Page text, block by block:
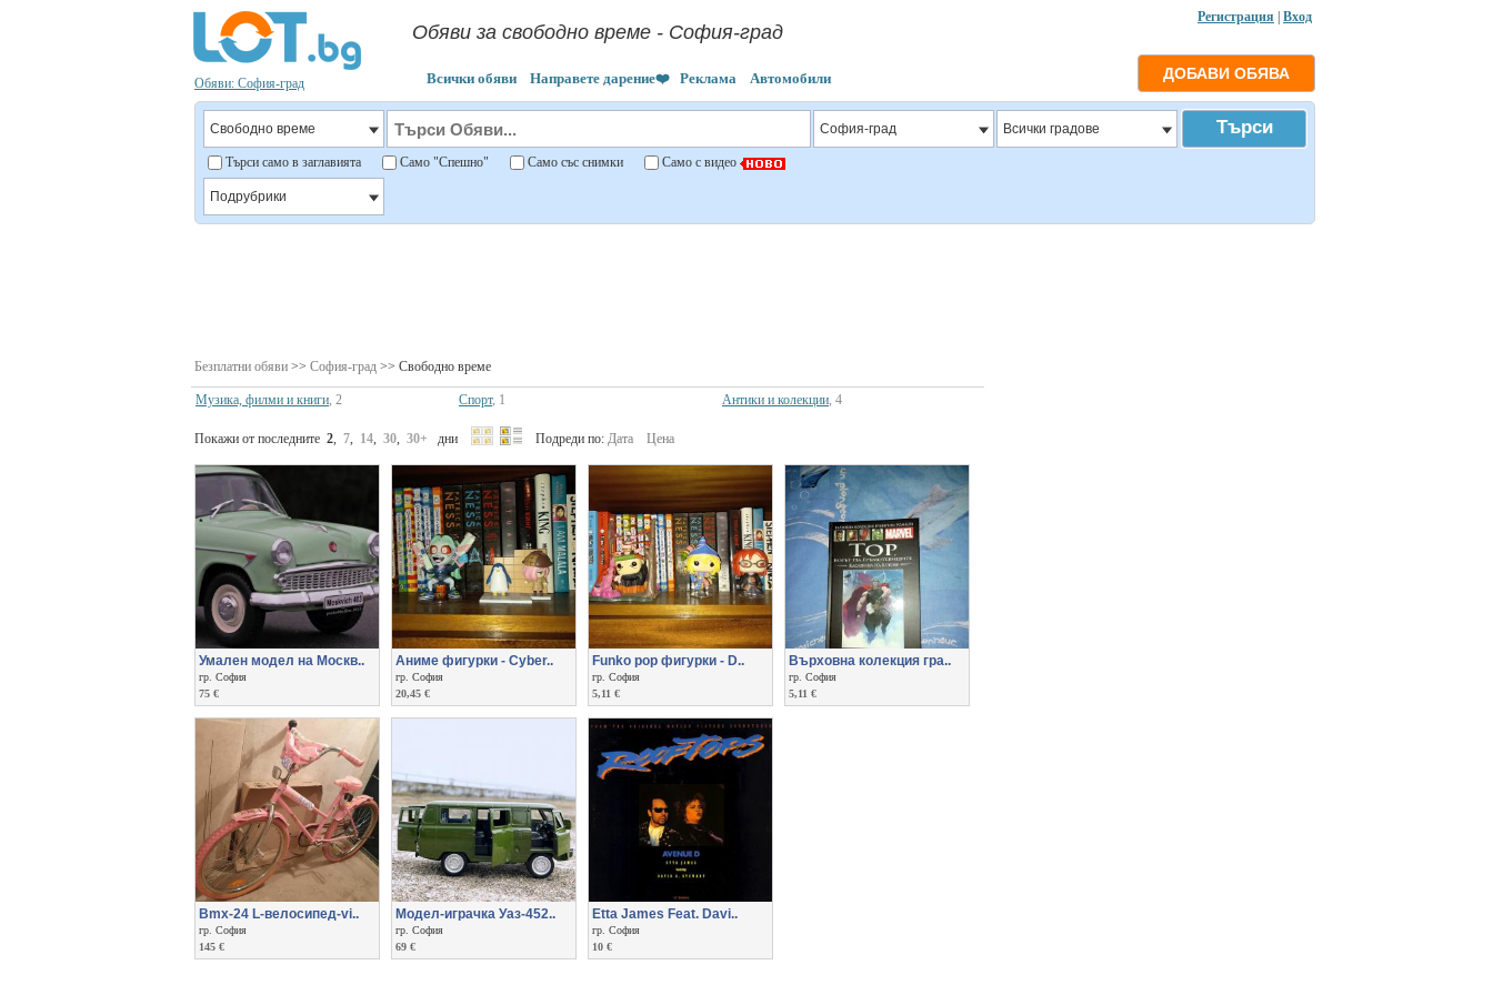
Регистрация Вход
Обяви: София-град
Обяви за свободно време - София-град
Всички обяви Направете дарение❤️ Реклама Автомобили
Търси само в заглавията Само "Спешно" Само със снимки Само с видео
Безплатни обяви >> София-град >> Свободно време
Музика, филми и книги, 2 Спорт, 1 Антики и колекции, 4
Покажи от последните 2 7 14 30 30+ дни Подреди по: Дата Цена
Умален модел на Москв..
гр. София
75 €
Аниме фигурки - Cyber..
гр. София
20,45 €
Funko pop фигурки - D..
гр. София
5,11 €
Върховна колекция гра..
гр. София
5,11 €
Bmx-24 L-велосипед-vi..
гр. София
145 €
Модел-играчка Уаз-452..
гр. София
69 €
Etta James Feat. Davi..
гр. София
10 €